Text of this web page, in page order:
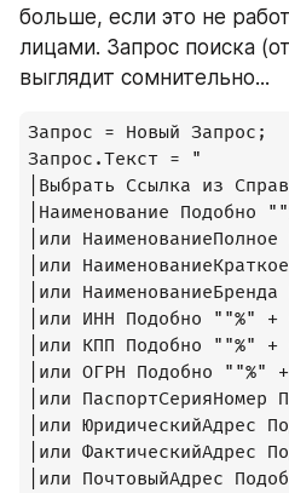
больше, если это не
лицами. Запрос поиска
выглядит сомнительно...
Запрос = Новый Запрос;
Запрос.Текст = "
|Выбрать Ссылка из
|Наименование Подобно
|или
|или
|или
|или ИНН Подобно ""%" +
|или КПП Подобно ""%" +
|или ОГРН Подобно ""%"
|или
|или ЮридическийАдрес
|или ФактическийАдрес
|или ПочтовыйАдрес